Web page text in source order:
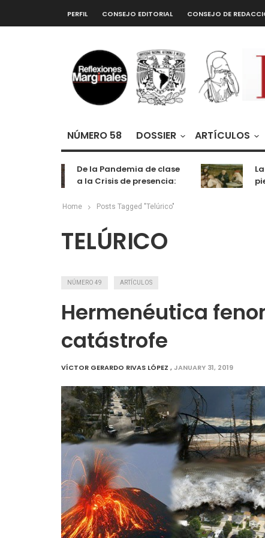
PERFIL CONSEJO EDITORIAL CONSEJO DE
NÚMERO 58 DOSSIER ARTÍCULOS
De la Pandemia de clase
a la Crisis de presencia:
entretenimiento
Home Posts Tagged "Telúrico"
TELÚRICO
NÚMERO 49 ARTÍCULOS
Hermenéutica
catástrofe
VÍCTOR GERARDO RIVAS LÓPEZ ,JANUARY 31, 2019